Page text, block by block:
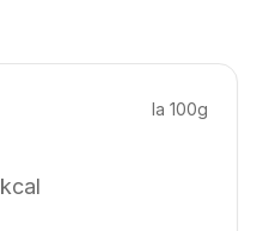
la 100g
kcal